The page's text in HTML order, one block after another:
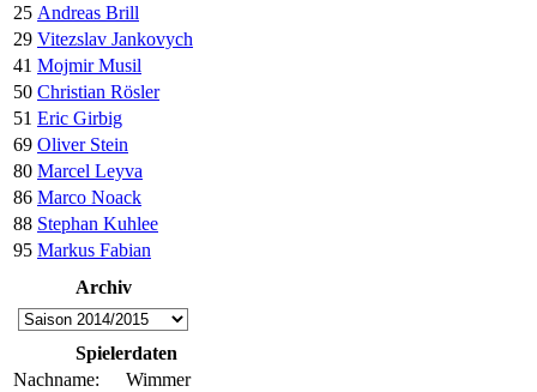
25 Andreas Brill
29 Vitezslav Jankovych
41 Mojmir Musil
50 Christian Rösler
51 Eric Girbig
69 Oliver Stein
80 Marcel Leyva
86 Marco Noack
88 Stephan Kuhlee
95 Markus Fabian
Archiv
Spielerdaten
Nachname:
Wimmer